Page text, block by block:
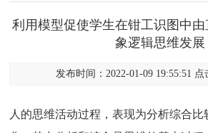
利用模型促使学生在钳工识图中
象逻辑思维发展
发布时间：2022-01-09 19:55:51 点
人的思维活动过程，表现为分析综合